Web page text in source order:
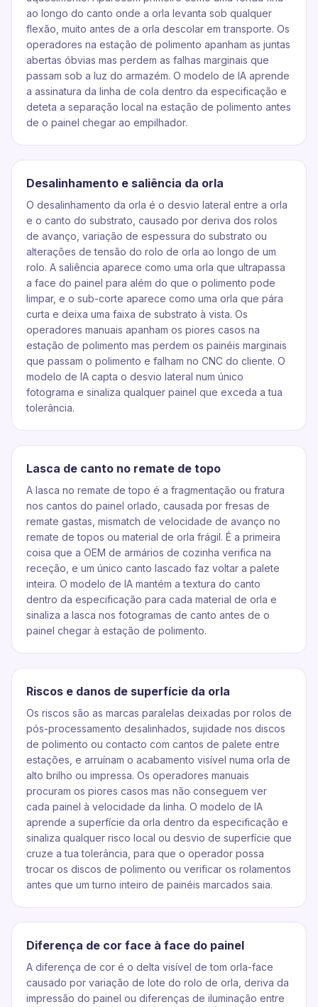
ao longo do canto onde a orla levanta sob qualquer
flexão, muito antes de a orla descolar em transporte. Os
operadores na estação de polimento apanham as juntas
abertas óbvias mas perdem as falhas marginais que
passam sob a luz do armazém. O modelo de IA aprende
a assinatura da linha de cola dentro da especificação e
deteta a separação local na estação de polimento antes
de o painel chegar ao empilhador.
Desalinhamento e saliência da orla
O desalinhamento da orla é o desvio lateral entre a orla
e o canto do substrato, causado por deriva dos rolos
de avanço, variação de espessura do substrato ou
alterações de tensão do rolo de orla ao longo de um
rolo. A saliência aparece como uma orla que ultrapassa
a face do painel para além do que o polimento pode
limpar, e o sub-corte aparece como uma orla que pára
curta e deixa uma faixa de substrato à vista. Os
operadores manuais apanham os piores casos na
estação de polimento mas perdem os painéis marginais
que passam o polimento e falham no CNC do cliente. O
modelo de IA capta o desvio lateral num único
fotograma e sinaliza qualquer painel que exceda a tua
tolerância.
Lasca de canto no remate de topo
A lasca no remate de topo é a fragmentação ou fratura
nos cantos do painel orlado, causada por fresas de
remate gastas, mismatch de velocidade de avanço no
remate de topos ou material de orla frágil. É a primeira
coisa que a OEM de armários de cozinha verifica na
receção, e um único canto lascado faz voltar a palete
inteira. O modelo de IA mantém a textura do canto
dentro da especificação para cada material de orla e
sinaliza a lasca nos fotogramas de canto antes de o
painel chegar à estação de polimento.
Riscos e danos de superfície da orla
Os riscos são as marcas paralelas deixadas por rolos de
pós-processamento desalinhados, sujidade nos discos
de polimento ou contacto com cantos de palete entre
estações, e arruínam o acabamento visível numa orla de
alto brilho ou impressa. Os operadores manuais
procuram os piores casos mas não conseguem ver
cada painel à velocidade da linha. O modelo de IA
aprende a superfície da orla dentro da especificação e
sinaliza qualquer risco local ou desvio de superfície que
cruze a tua tolerância, para que o operador possa
trocar os discos de polimento ou verificar os rolamentos
antes que um turno inteiro de painéis marcados saia.
Diferença de cor face à face do painel
A diferença de cor é o delta visível de tom orla-face
causado por variação de lote do rolo de orla, deriva da
impressão do painel ou diferenças de iluminação entre